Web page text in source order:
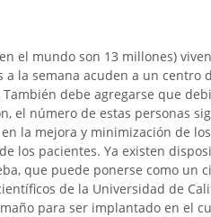
el mundo son 13 millones)
a la semana acuden a un centro
debe agregarse que
el número de estas personas
la mejora y minimización de
los pacientes. Ya existen
que puede ponerse como un
de la Universidad de
para ser implantado en el